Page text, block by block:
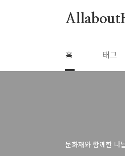
홈 태그
문화재와 함께한 나